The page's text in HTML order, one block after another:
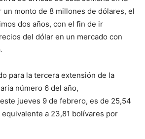
un monto de 8 millones de dólares, el
dos años, con el fin de ir
del dólar en un mercado con
para la tercera extensión de la
número 6 del año,
jueves 9 de febrero, es de 25,54
a 23,81 bolívares por